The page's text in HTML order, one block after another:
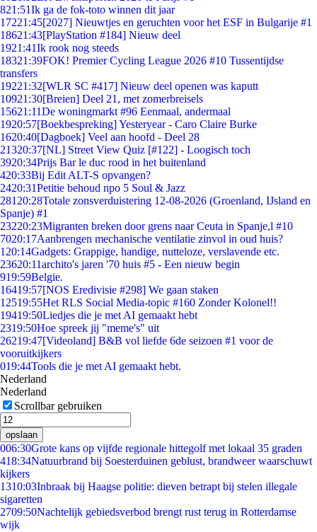
821:51Ik ga de fok-toto winnen dit jaar
17221:45[2027] Nieuwtjes en geruchten voor het ESF in Bulgarije #1
18621:43[PlayStation #184] Nieuw deel
1921:41Ik rook nog steeds
18321:39FOK! Premier Cycling League 2026 #10 Tussentijdse
transfers
19221:32[WLR SC #417] Nieuw deel openen was kaputt
10921:30[Breien] Deel 21, met zomerbreisels
15621:11De woningmarkt #96 Eenmaal, andermaal
1920:57[Boekbespreking] Yesteryear - Caro Claire Burke
1620:40[Dagboek] Veel aan hoofd - Deel 28
21320:37[NL] Street View Quiz [#122] - Loogisch toch
3920:34Prijs Bar le duc rood in het buitenland
420:33Bij Edit ALT-S opvangen?
2420:31Petitie behoud npo 5 Soul & Jazz
281 20:28Totale zonsverduistering 12-08-2026 (Groenland, IJsland en
Spanje) #1
23220:23Migranten breken door grens naar Ceuta in Spanje,l #10
7020:17Aanbrengen mechanische ventilatie zinvol in oud huis?
1 20:14Gadgets: Grappige, handige, nutteloze, verslavende etc.
23620:11archito's jaren '70 huis #5 - Een nieuw begin
919:59Belgie.
16419:57[NOS Eredivisie #298] We gaan staken
12519:55Het RLS Social Media-topic #160 Zonder Kolonel!!
19419:50Liedjes die je met AI gemaakt hebt
2319:50Hoe spreek jij "meme's" uit
26219:47[Videoland] B&B vol liefde 6de seizoen #1 voor de
vooruitkijkers
019:44Tools die je met AI gemaakt hebt.
Nederland
Nederland
Scrollbar gebruiken
opslaan
006:30Grote kans op vijfde regionale hittegolf met lokaal 35 graden
418:34Natuurbrand bij Soesterduinen geblust, brandweer waarschuwt
kijkers
1310:03Inbraak bij Haagse politie: dieven betrapt bij stelen illegale
sigaretten
2709:50Nachtelijk gebiedsverbod brengt rust terug in Rotterdamse
wijk